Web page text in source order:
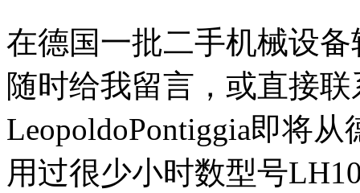
在德国一批二手机械设
随时给我留言，或直接
LeopoldoPontiggia即将
用过很少小时数型号